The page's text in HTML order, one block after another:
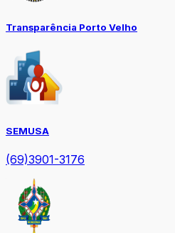
Transparência Porto Velho
SEMUSA
(69)3901-3176